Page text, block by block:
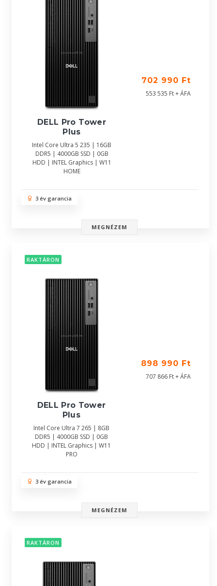
DELL Pro Tower
Plus
Intel Core Ultra 5 235 | 16GB
DDR5 | 4000GB SSD | 0GB
HDD | INTEL Graphics | W11
HOME
702 990 Ft
553 535 Ft + ÁFA
3 év garancia
MEGNÉZEM
RAKTÁRON
DELL Pro Tower
Plus
Intel Core Ultra 7 265 | 8GB
DDR5 | 4000GB SSD | 0GB
HDD | INTEL Graphics | W11
PRO
898 990 Ft
707 866 Ft + ÁFA
3 év garancia
MEGNÉZEM
RAKTÁRON